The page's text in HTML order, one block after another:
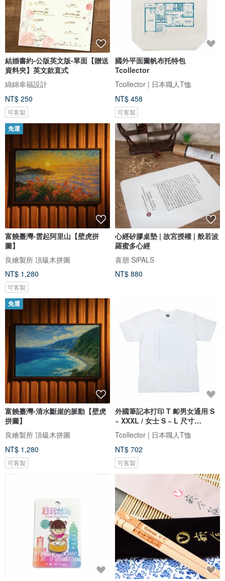
結婚書約-公版英文版-單面【贈送
資料夾】英文款直式
綿綿幸福設計
NT$ 250
可客製
國外平面圖帆布托特包
Tcollector
Tcollector | 日本職人T恤
NT$ 458
可客製
免運
富饒臺灣-雲起阿里山【壁虎拼
圖】
良繪製所 頂級木拼圖
NT$ 1,280
可客製
心經矽膠桌墊 | 故宮授權 | 般若波
羅蜜多心經
喜朋 SiPALS
NT$ 880
免運
富饒臺灣-清水斷崖的脈動【壁虎
拼圖】
良繪製所 頂級木拼圖
NT$ 1,280
可客製
外國筆記本打印 T 卹男女通用 S
~ XXXL / 女士 S ~ L 尺寸
Tcollector
Tcollector | 日本職人T恤
NT$ 702
可客製